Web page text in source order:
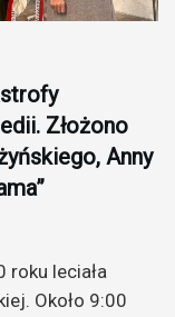
Złożono
Anny
roku leciała
Około 9:00